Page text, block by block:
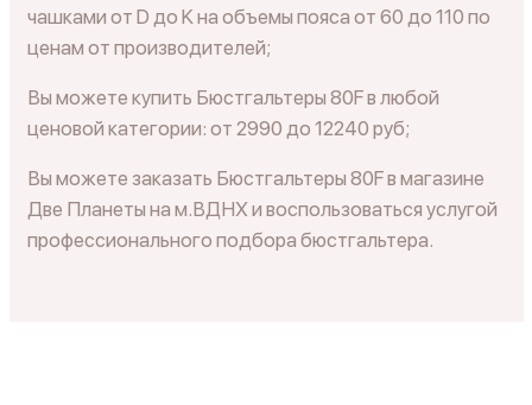
чашками от D до K на объемы пояса от 60 до 110 по
ценам от производителей;
Вы можете купить Бюстгальтеры 80F в любой
ценовой категории: от 2990 до 12240 руб;
Вы можете заказать Бюстгальтеры 80F в магазине
Две Планеты на м.ВДНХ и воспользоваться услугой
профессионального подбора бюстгальтера.